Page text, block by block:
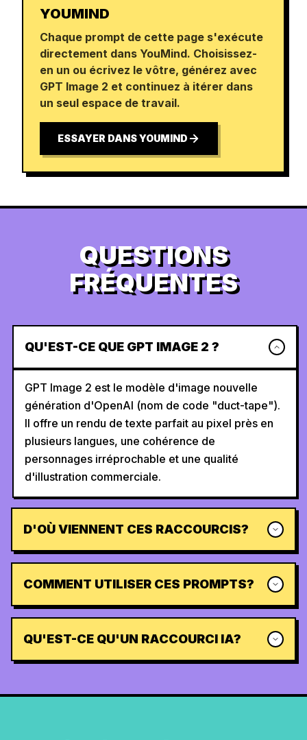
YOUMIND
Chaque prompt de cette page s'exécute
directement dans YouMind. Choisissez-
en un ou écrivez le vôtre, générez avec
GPT Image 2 et continuez à itérer dans
un seul espace de travail.
ESSAYER DANS YOUMIND
QUESTIONS
FRÉQUENTES
QU'EST-CE QUE GPT IMAGE 2 ?
GPT Image 2 est le modèle d'image nouvelle
génération d'OpenAI (nom de code "duct-tape").
Il offre un rendu de texte parfait au pixel près en
plusieurs langues, une cohérence de
personnages irréprochable et une qualité
d'illustration commerciale.
D'OÙ VIENNENT CES RACCOURCIS?
COMMENT UTILISER CES PROMPTS?
QU'EST-CE QU'UN RACCOURCI IA?